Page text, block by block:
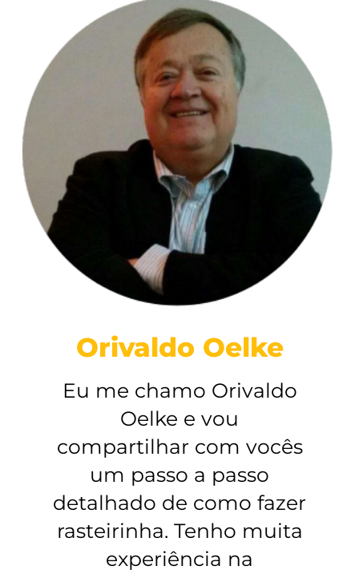
Orivaldo Oelke
Eu me chamo Orivaldo
Oelke e vou
compartilhar com vocês
um passo a passo
detalhado de como fazer
rasteirinha. Tenho muita
experiência na